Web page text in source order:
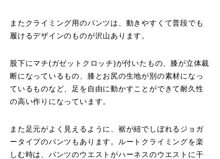
またクライミング用のパンツは、動きやすくて普段でも
履けるデザインのものが沢山あります。
股下にマチ(ガゼットクロッチ)が付いたもの、膝が立体裁
断になっているもの、膝とお尻の生地が別の素材になっ
ているものなど、足を自由に動かすことができて耐久性
の高い作りになっています。
また足元がよく見えるように、裾が紐でしぼれるジョガ
ータイプのパンツもあります。ルートクライミングを楽
しむ時は、パンツのウエストがハーネスのウエストに干